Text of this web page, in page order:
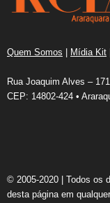
Quem Somos | Mídia Kit
Rua Joaquim Alves –
CEP: 14802-424 •
© 2005-2020 | Todos os
desta página em